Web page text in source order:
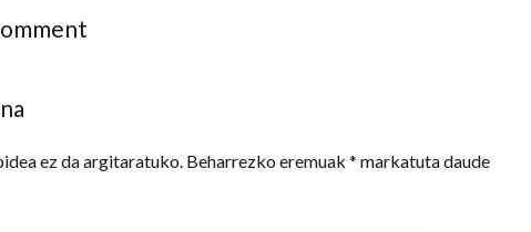
ez da argitaratuko. Beharrezko eremuak* markatuta daude